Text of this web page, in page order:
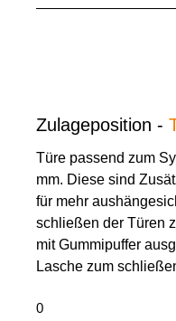
Zulageposition -
Türe passend zum
mm. Diese sind
für mehr
schließen der Türen
mit Gummipuffer
Lasche zum